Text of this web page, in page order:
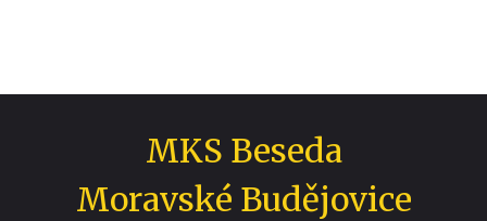
MKS Beseda
Moravské Budějovice